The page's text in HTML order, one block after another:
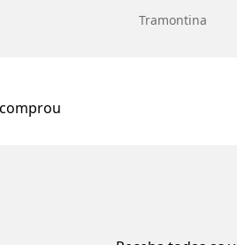
Tramontina